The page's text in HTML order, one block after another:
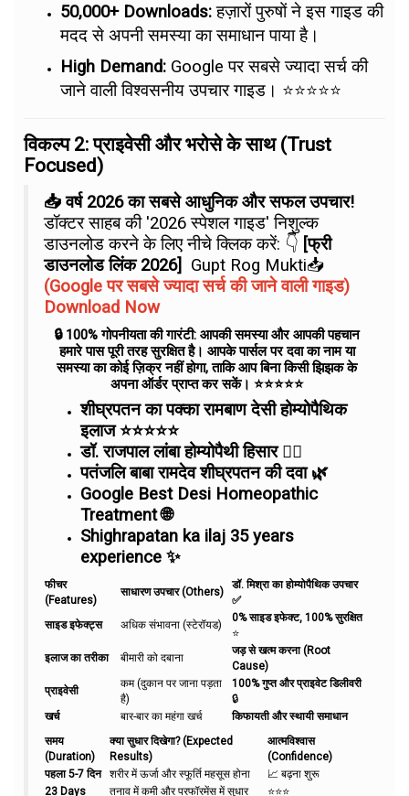
50,000+ Downloads:हज़ारों पुरुषों ने इस गाइड की
मदद से अपनी समस्या का समाधान पाया है।
High Demand: Google पर सबसे ज्यादा सर्च की
जाने वाली विश्वसनीय उपचार गाइड। ⭐⭐⭐⭐⭐
विकल्प 2: प्राइवेसी और भरोसे के साथ (Trust
Focused)
📥 वर्ष 2026 का सबसे आधुनिक और सफल उपचार!
डॉक्टर साहब की '2026 स्पेशल गाइड' निशुल्क
डाउनलोड करने के लिए नीचे क्लिक करें: 👇 [फ्री
डाउनलोड लिंक 2026]
Gupt Rog Mukti📥
(Google पर सबसे ज्यादा सर्च की जाने वाली गाइड)
Download Now
🔒 100% गोपनीयता की गारंटी: आपकी समस्या और आपकी पहचान
हमारे पास पूरी तरह सुरक्षित है। आपके पार्सल पर दवा का नाम या
समस्या का कोई ज़िक्र नहीं होगा, ताकि आप बिना किसी झिझक के
अपना ऑर्डर प्राप्त कर सकें। ⭐⭐⭐⭐⭐
शीघ्रपतन का पक्का रामबाण देसी होम्योपैथिक
इलाज ⭐⭐⭐⭐⭐
डॉ. राजपाल लांबा होम्योपैथी हिसार 👨‍⚕️
पतंजलि बाबा रामदेव शीघ्रपतन की दवा 🌿
Google Best Desi Homeopathic
Treatment 🌐
Shighrapatan ka ilaj 35 years
experience ✨
फीचर
(Features)
साधारण उपचार (Others)
डॉ. मिश्रा का होम्योपैथिक उपचार
✅
साइड इफेक्ट्स
अधिक संभावना (स्टेरॉयड)
0% साइड इफेक्ट, 100% सुरक्षित
⭐
इलाज का तरीका
बीमारी को दबाना
जड़ से खत्म करना (Root
Cause)
प्राइवेसी
कम (दुकान पर जाना पड़ता
है)
100% गुप्त और प्राइवेट डिलीवरी
🔒
खर्च
बार-बार का महंगा खर्च
किफायती और स्थायी समाधान
समय
(Duration)
क्या सुधार दिखेगा? (Expected
Results)
आत्मविश्वास
(Confidence)
पहला 5-7 दिन
शरीर में ऊर्जा और स्फूर्ति महसूस होना
📈 बढ़ना शुरू
23 Days
तनाव में कमी और परफॉरमेंस में सुधार ⭐⭐⭐